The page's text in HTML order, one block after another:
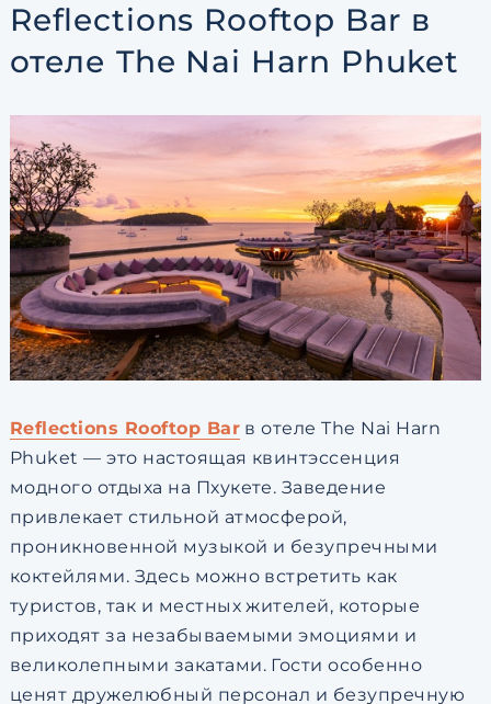
Reflections Rooftop Bar в
отеле The Nai Harn Phuket
Reflections Rooftop Bar в отеле The Nai Harn
Phuket — это настоящая квинтэссенция
модного отдыха на Пхукете. Заведение
привлекает стильной атмосферой,
проникновенной музыкой и безупречными
коктейлями. Здесь можно встретить как
туристов, так и местных жителей, которые
приходят за незабываемыми эмоциями и
великолепными закатами. Гости особенно
ценят дружелюбный персонал и безупречную